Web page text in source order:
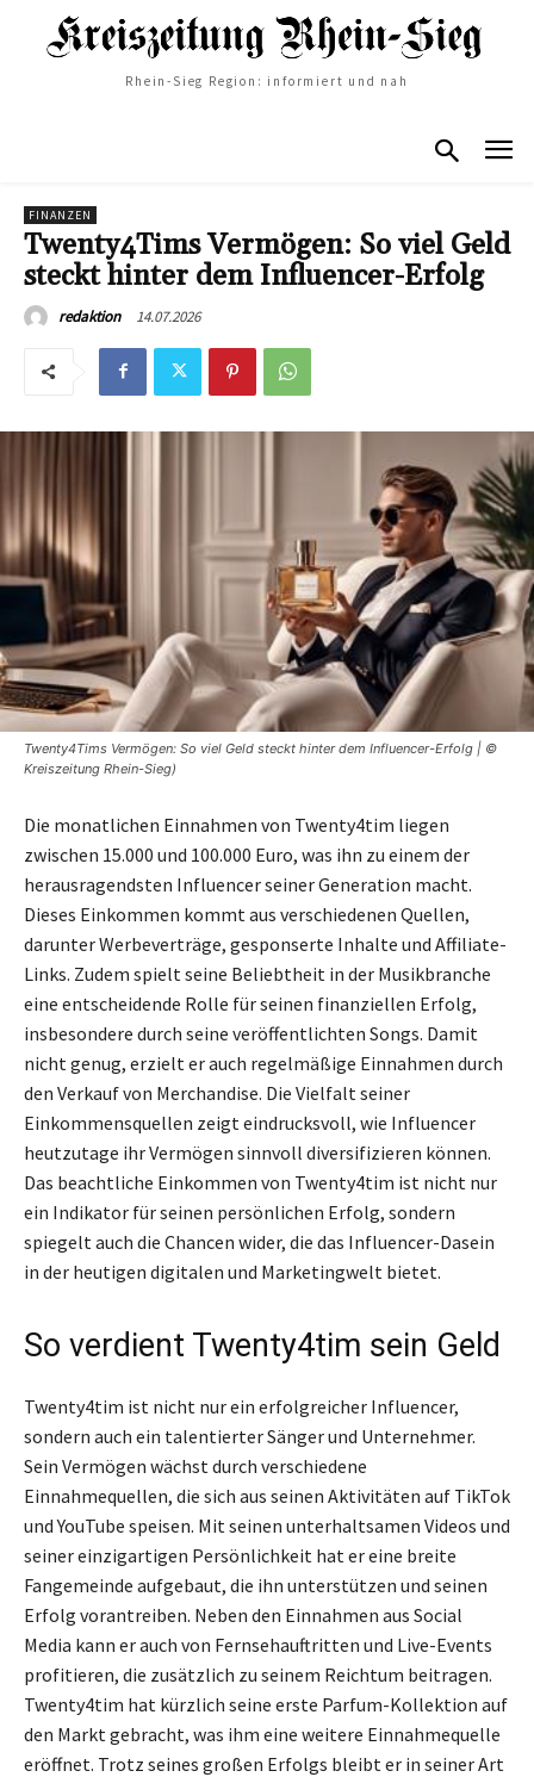
Rhein-Sieg Region: informiert und nah
FINANZEN
Twenty4Tims Vermögen: So viel Geld
steckt hinter dem Influencer-Erfolg
redaktion 14.07.2026
Twenty4Tims Vermögen: So viel Geld steckt hinter dem Influencer-Erfolg | ©
Kreiszeitung Rhein-Sieg)
Die monatlichen Einnahmen von Twenty4tim liegen
zwischen 15.000 und 100.000 Euro, was ihn zu einem der
herausragendsten Influencer seiner Generation macht.
Dieses Einkommen kommt aus verschiedenen Quellen,
darunter Werbeverträge, gesponserte Inhalte und Affiliate-
Links. Zudem spielt seine Beliebtheit in der Musikbranche
eine entscheidende Rolle für seinen finanziellen Erfolg,
insbesondere durch seine veröffentlichten Songs. Damit
nicht genug, erzielt er auch regelmäßige Einnahmen durch
den Verkauf von Merchandise. Die Vielfalt seiner
Einkommensquellen zeigt eindrucksvoll, wie Influencer
heutzutage ihr Vermögen sinnvoll diversifizieren können.
Das beachtliche Einkommen von Twenty4tim ist nicht nur
ein Indikator für seinen persönlichen Erfolg, sondern
spiegelt auch die Chancen wider, die das Influencer-Dasein
in der heutigen digitalen und Marketingwelt bietet.
So verdient Twenty4tim sein Geld
Twenty4tim ist nicht nur ein erfolgreicher Influencer,
sondern auch ein talentierter Sänger und Unternehmer.
Sein Vermögen wächst durch verschiedene
Einnahmequellen, die sich aus seinen Aktivitäten auf TikTok
und YouTube speisen. Mit seinen unterhaltsamen Videos und
seiner einzigartigen Persönlichkeit hat er eine breite
Fangemeinde aufgebaut, die ihn unterstützen und seinen
Erfolg vorantreiben. Neben den Einnahmen aus Social
Media kann er auch von Fernsehauftritten und Live-Events
profitieren, die zusätzlich zu seinem Reichtum beitragen.
Twenty4tim hat kürzlich seine erste Parfum-Kollektion auf
den Markt gebracht, was ihm eine weitere Einnahmequelle
eröffnet. Trotz seines großen Erfolgs bleibt er in seiner Art